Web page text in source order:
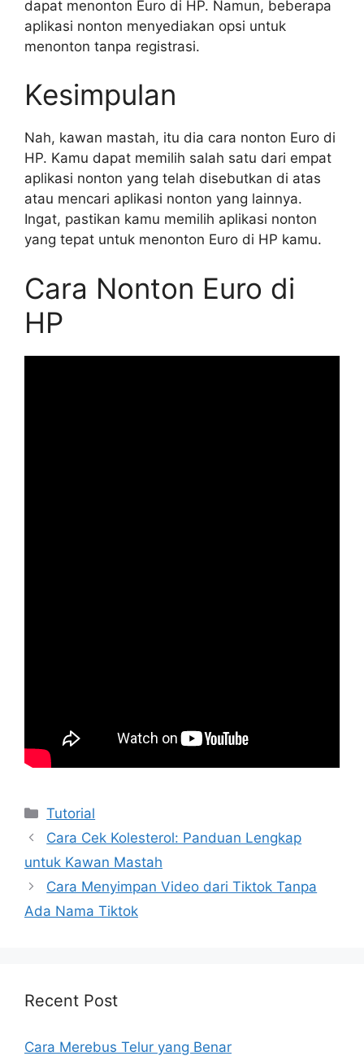
dapat menonton Euro di HP. Namun, beberapa
aplikasi nonton menyediakan opsi untuk
menonton tanpa registrasi.
Kesimpulan
Nah, kawan mastah, itu dia cara nonton Euro di
HP. Kamu dapat memilih salah satu dari empat
aplikasi nonton yang telah disebutkan di atas
atau mencari aplikasi nonton yang lainnya.
Ingat, pastikan kamu memilih aplikasi nonton
yang tepat untuk menonton Euro di HP kamu.
Cara Nonton Euro di
HP
Kategori
Tutorial
Cara Cek Kolesterol: Panduan Lengkap
untuk Kawan Mastah
Cara Menyimpan Video dari Tiktok Tanpa
Ada Nama Tiktok
Recent Post
Cara Merebus Telur yang Benar